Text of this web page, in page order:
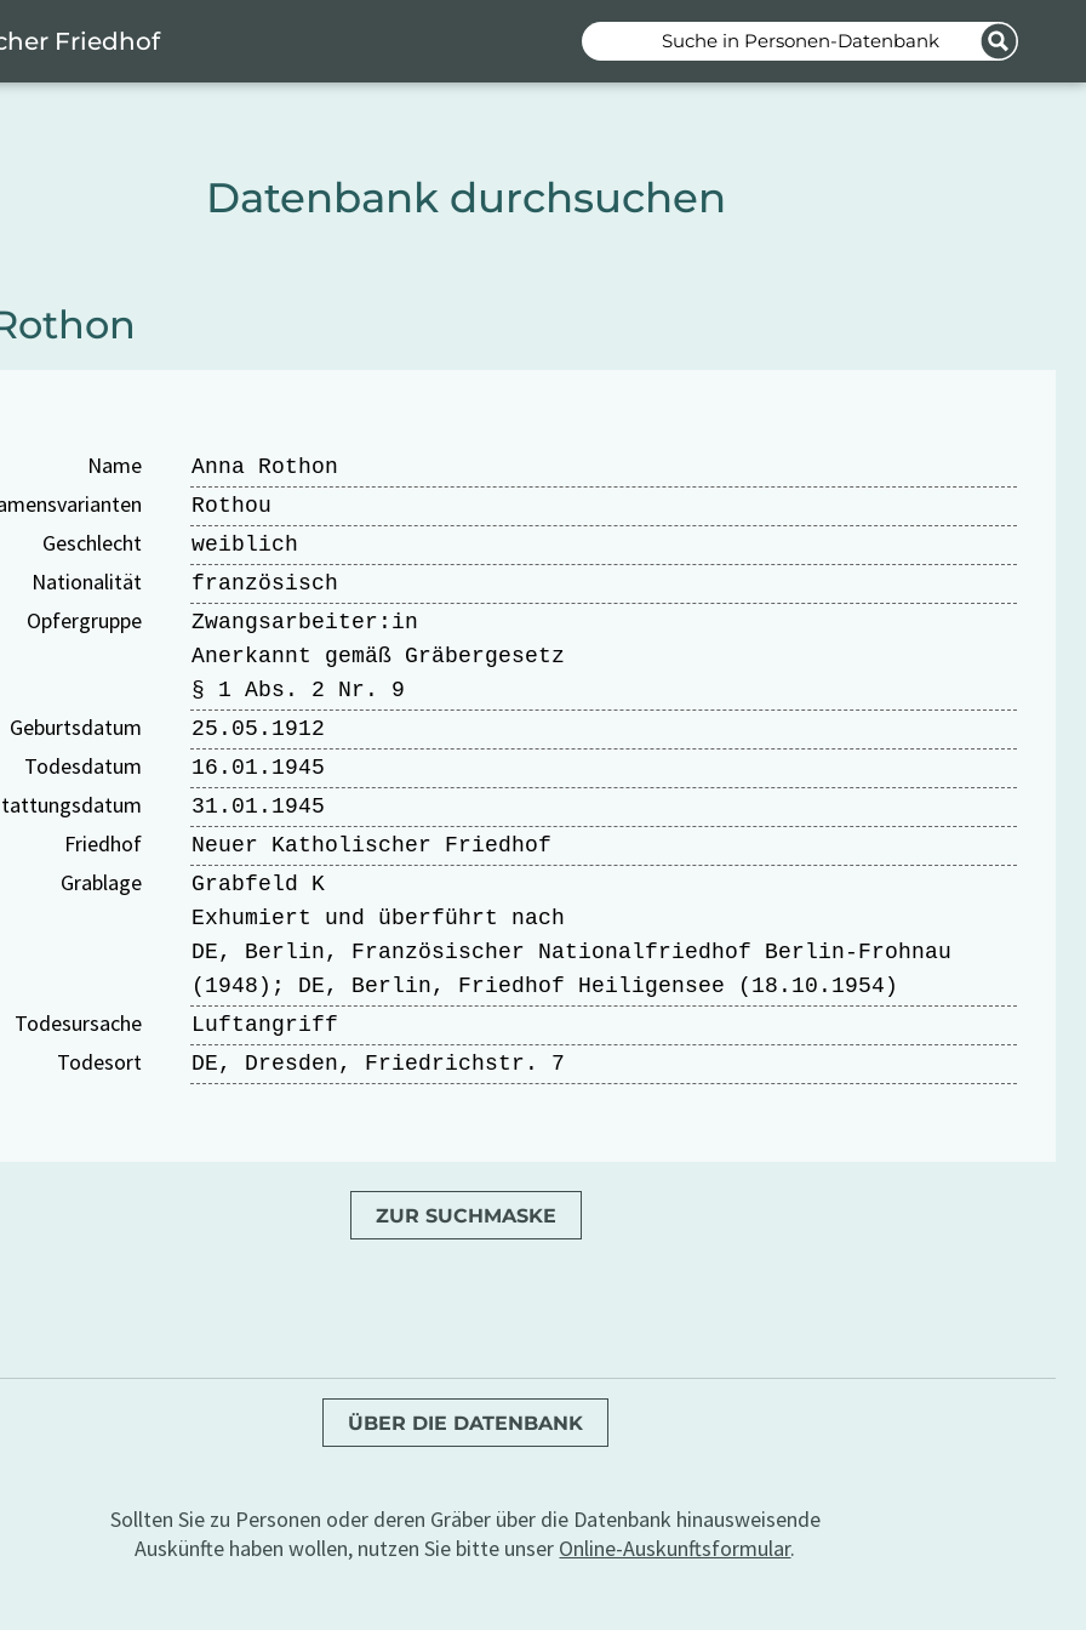
Friedhof Suche in Personen-Datenbank
Datenbank durchsuchen
Name Anna Rothon
Rothou
Geschlecht weiblich
Nationalität französisch
Opfergruppe
Zwangsarbeiter:in
Anerkannt gemäß Gräbergesetz
§ 1 Abs. 2 Nr. 9
Geburtsdatum 25.05.1912
Todesdatum 16.01.1945
31.01.1945
Friedhof Neuer Katholischer Friedhof
Grablage
Grabfeld K
Exhumiert und überführt nach
DE, Berlin, Französischer Nationalfriedhof Berlin-Frohnau
(1948); DE, Berlin, Friedhof Heiligensee (18.10.1954)
Todesursache Luftangriff
Todesort DE, Dresden, Friedrichstr. 7
ZUR SUCHMASKE
ÜBER DIE DATENBANK
Sollten Sie zu Personen oder deren Gräber über die Datenbank hinausweisende
Auskünfte haben wollen, nutzen Sie bitte unser Online-Auskunftsformular.